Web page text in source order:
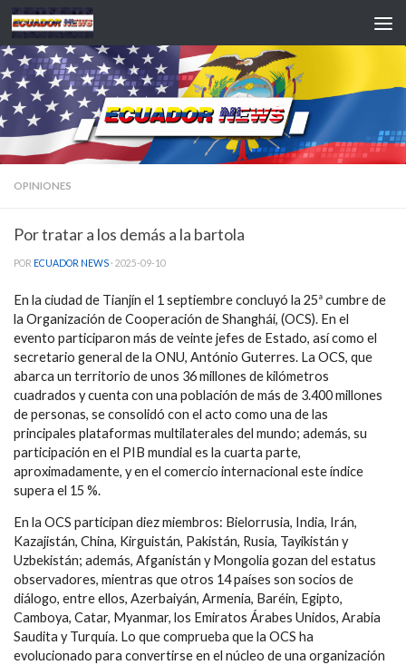
Saltar al contenido
OPINIONES
Por tratar a los demás a la bartola
POR ECUADOR NEWS · 2025-09-10
En la ciudad de Tianjín el 1 septiembre concluyó la 25ª cumbre de
la Organización de Cooperación de Shanghái, (OCS). En el
evento participaron más de veinte jefes de Estado, así como el
secretario general de la ONU, António Guterres. La OCS, que
abarca un territorio de unos 36 millones de kilómetros
cuadrados y cuenta con una población de más de 3.400 millones
de personas, se consolidó con el acto como una de las
principales plataformas multilaterales del mundo; además, su
participación en el PIB mundial es la cuarta parte,
aproximadamente, y en el comercio internacional este índice
supera el 15 %.
En la OCS participan diez miembros: Bielorrusia, India, Irán,
Kazajistán, China, Kirguistán, Pakistán, Rusia, Tayikistán y
Uzbekistán; además, Afganistán y Mongolia gozan del estatus
observadores, mientras que otros 14 países son socios de
diálogo, entre ellos, Azerbaiyán, Armenia, Baréin, Egipto,
Camboya, Catar, Myanmar, los Emiratos Árabes Unidos, Arabia
Saudita y Turquía. Lo que comprueba que la OCS ha
evolucionado para convertirse en el núcleo de una organización